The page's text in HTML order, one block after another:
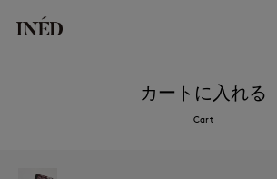
カートに入れる
Cart